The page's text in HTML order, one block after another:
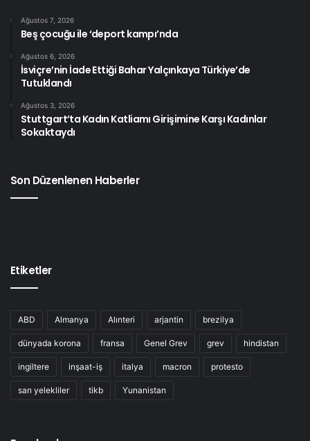
Ağustos 7, 2026
Beş çocuğu ile ‘deport kampı’nda
Ağustos 6, 2026
İsviçre’nin İade Ettiği Bahar Yalçınkaya Türkiye’de
Tutuklandı
Ağustos 3, 2026
Stuttgart’ta Kadın Katliamı Girişimine Karşı Kadınlar
Sokaktaydı
Son Düzenlenen Haberler
Etiketler
ABD Almanya Alınteri arjantin brezilya
dünyada korona fransa Genel Grev grev hindistan
ingiltere inşaat-iş italya macron protesto
sarı yelekliler tikb Yunanistan